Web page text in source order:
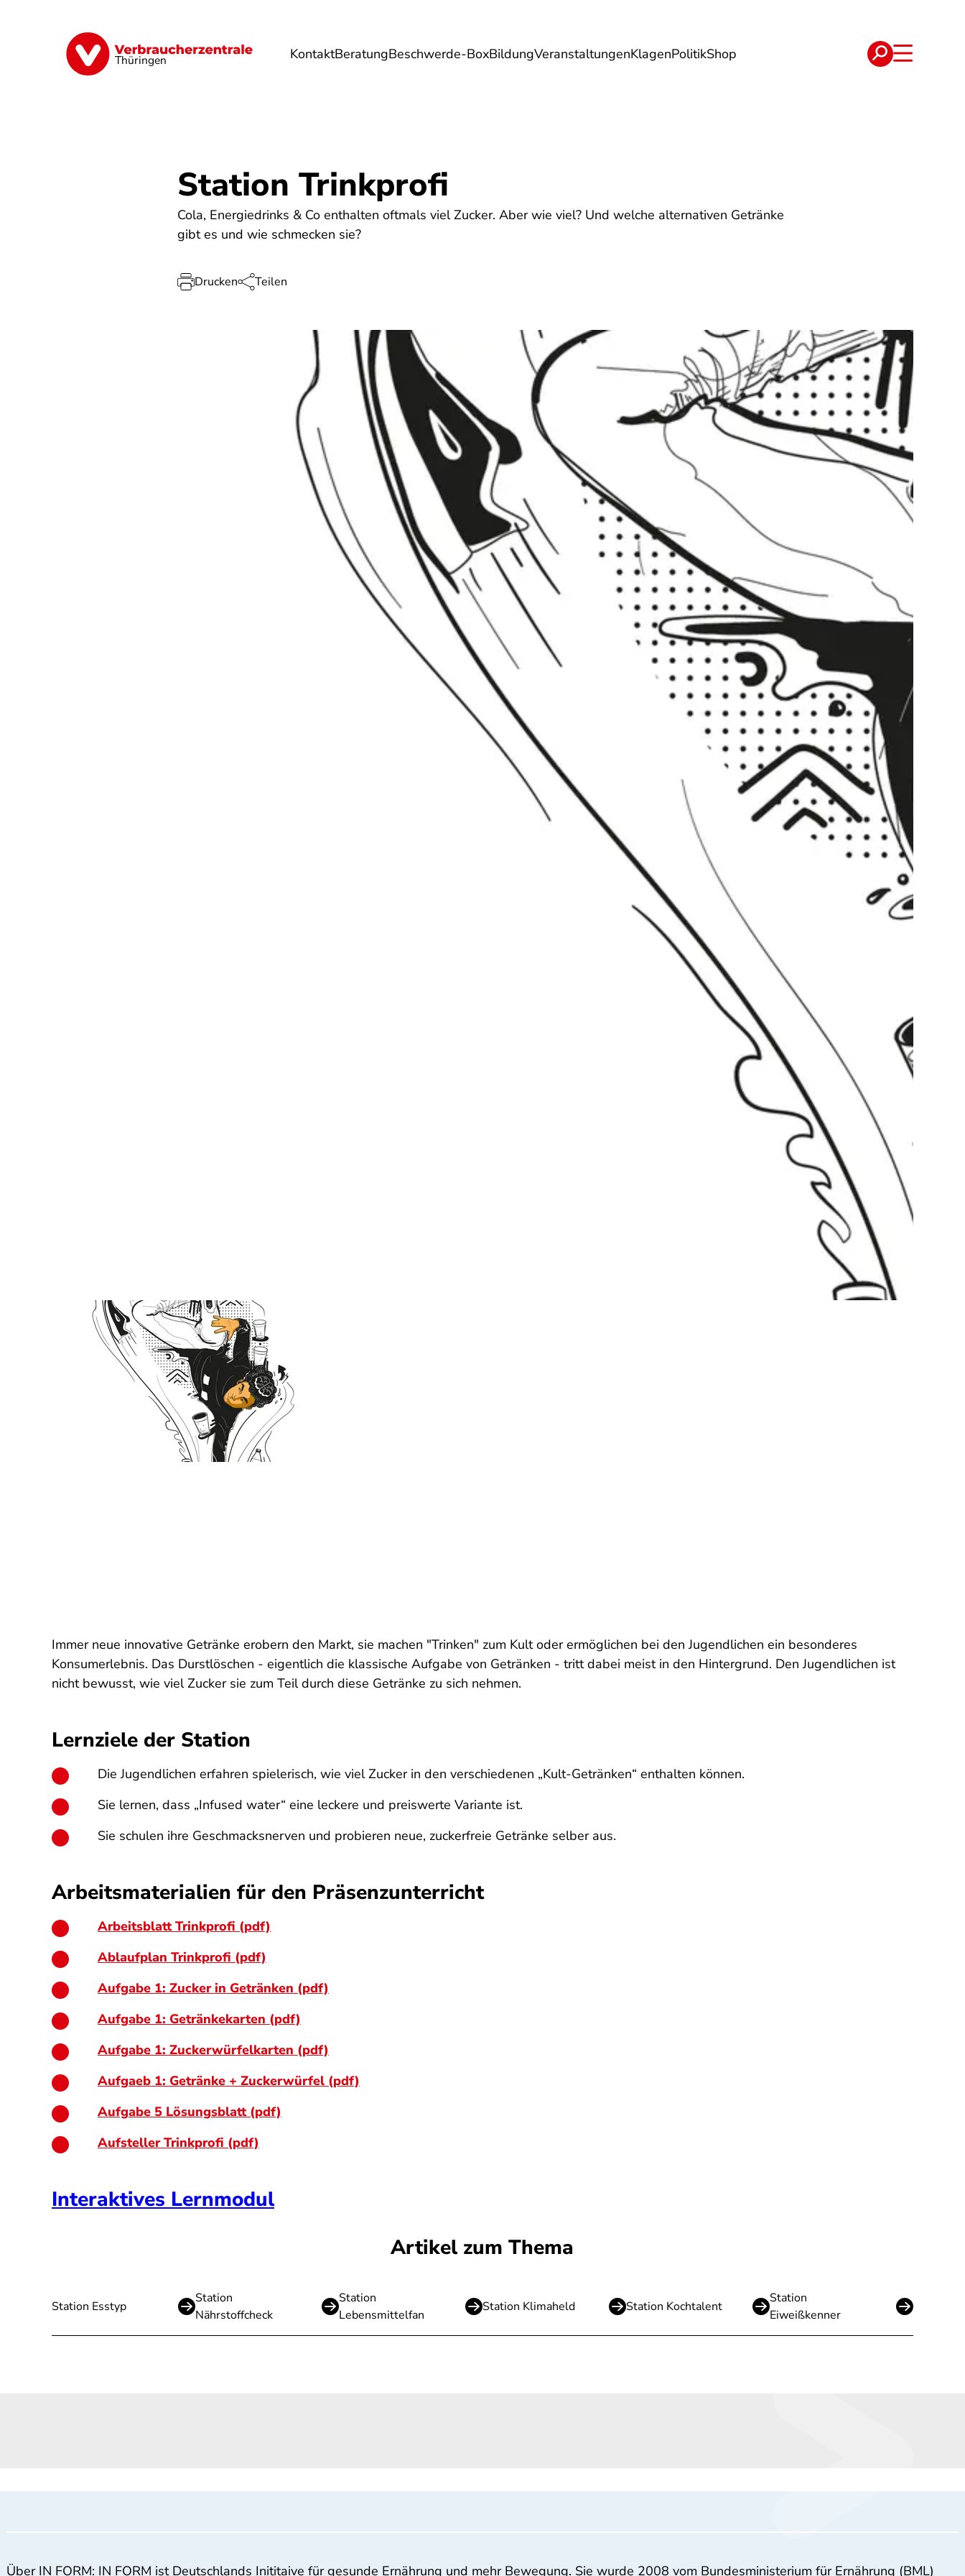
Thüringen KontaktBeratungBeschwerde-BoxBildungVeranstaltungenKlagenPolitikShop
Finanzen Digitales Lebensmittel Umwelt Gesundheit Energie Reise Verträge
Station Trinkprofi
Cola, Energiedrinks & Co enthalten oftmals viel Zucker. Aber wie viel? Und welche alternativen Getränke
gibt es und wie schmecken sie?
Drucken Teilen
Immer neue innovative Getränke erobern den Markt, sie machen "Trinken" zum Kult oder ermöglichen bei den Jugendlichen ein besonderes
Konsumerlebnis. Das Durstlöschen - eigentlich die klassische Aufgabe von Getränken - tritt dabei meist in den Hintergrund. Den Jugendlichen ist
nicht bewusst, wie viel Zucker sie zum Teil durch diese Getränke zu sich nehmen.
Lernziele der Station
Die Jugendlichen erfahren spielerisch, wie viel Zucker in den verschiedenen „Kult-Getränken“ enthalten können.
Sie lernen, dass „Infused water“ eine leckere und preiswerte Variante ist.
Sie schulen ihre Geschmacksnerven und probieren neue, zuckerfreie Getränke selber aus.
Arbeitsmaterialien für den Präsenzunterricht
Arbeitsblatt Trinkprofi (pdf)
Ablaufplan Trinkprofi (pdf)
Aufgabe 1: Zucker in Getränken (pdf)
Aufgabe 1: Getränkekarten (pdf)
Aufgabe 1: Zuckerwürfelkarten (pdf)
Aufgaeb 1: Getränke + Zuckerwürfel (pdf)
Aufgabe 5 Lösungsblatt (pdf)
Aufsteller Trinkprofi (pdf)
Interaktives Lernmodul
Artikel zum Thema
Station Esstyp
Station
Nährstoffcheck
Station
Lebensmittelfan
Station Klimaheld Station Kochtalent
Station
Eiweißkenner
Über IN FORM: IN FORM ist Deutschlands Inititaive für gesunde Ernährung und mehr Bewegung. Sie wurde 2008 vom Bundesministerium für Ernährung (BML)